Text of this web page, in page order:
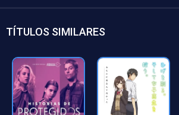
TÍTULOS SIMILARES